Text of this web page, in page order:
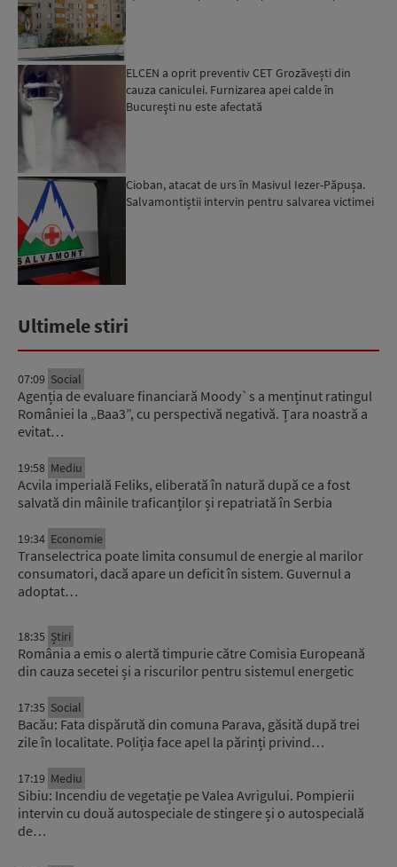
ELCEN a oprit preventiv CET Grozăvești din
cauza caniculei. Furnizarea apei calde în
Bucureşti nu este afectată
Cioban, atacat de urs în Masivul Iezer-Păpușa.
Salvamontiștii intervin pentru salvarea victimei
Ultimele stiri
07:09 Social
Agenția de evaluare financiară Moody`s a menținut ratingul
României la „Baa3”, cu perspectivă negativă. Țara noastră a
evitat…
19:58 Mediu
Acvila imperială Feliks, eliberată în natură după ce a fost
salvată din mâinile traficanților și repatriată în Serbia
19:34 Economie
Transelectrica poate limita consumul de energie al marilor
consumatori, dacă apare un deficit în sistem. Guvernul a
adoptat…
18:35 Știri
România a emis o alertă timpurie către Comisia Europeană
din cauza secetei și a riscurilor pentru sistemul energetic
17:35 Social
Bacău: Fata dispărută din comuna Parava, găsită după trei
zile în localitate. Poliția face apel la părinți privind…
17:19 Mediu
Sibiu: Incendiu de vegetație pe Valea Avrigului. Pompierii
intervin cu două autospeciale de stingere și o autospecială
de…